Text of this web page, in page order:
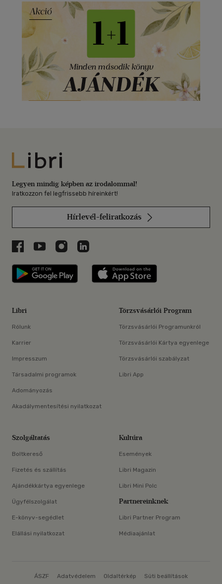
Libri
Legyen mindig képben az irodalommal!
Iratkozzon fel legfrissebb híreinkért!
Hírlevél-feliratkozás
Libri a Facebookon
Libri a Youtube-on
Libri az Instagramon
Libri a LinkedInen
Libri applikáció Szerezd meg: Google
Libri
Rólunk
Karrier
Impresszum
Társadalmi programok
Adományozás
Akadálymentesítési nyilatkozat
Törzsvásárlói Program
Törzsvásárlói Programunkról
Törzsvásárlói Kártya egyenlege
Törzsvásárlói szabályzat
Libri App
Szolgáltatás
Boltkereső
Fizetés és szállítás
Ajándékkártya egyenlege
Ügyfélszolgálat
E-könyv-segédlet
Elállási nyilatkozat
Kultúra
Események
Libri Magazin
Libri Mini Polc
Partnereinknek
Libri Partner Program
Médiaajánlat
ÁSZF Adatvédelem Oldaltérkép Süti beállítások